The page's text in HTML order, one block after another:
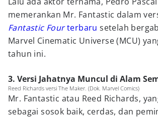
memerankan Mr. Fantastic dalam
Fantastic Fourterbaru setelah
Marvel Cinematic Universe (MCU)
tahun ini.
3. Versi Jahatnya Muncul di Alam
Reed Richards versi The Maker. (Dok. Marvel Comics)
Mr. Fantastic atau Reed Richards,
sebagai sosok baik, cerdas, dan